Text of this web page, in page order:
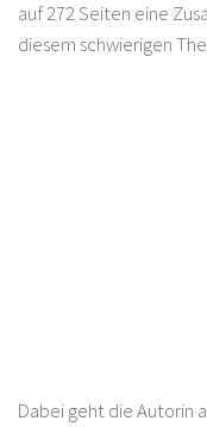
auf 272 Seiten eine
diesem schwierigen
Dabei geht die Autorin